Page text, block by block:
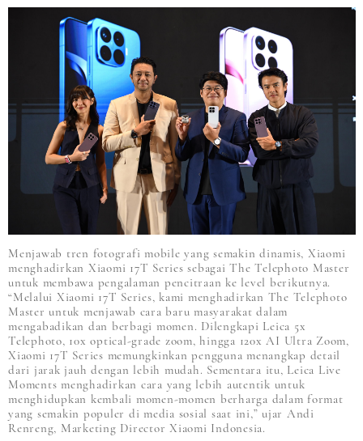
Menjawab tren fotografi mobile yang semakin dinamis, Xiaomi
menghadirkan Xiaomi 17T Series sebagai The Telephoto Master
untuk membawa pengalaman pencitraan ke level berikutnya.
“Melalui Xiaomi 17T Series, kami menghadirkan The Telephoto
Master untuk menjawab cara baru masyarakat dalam
mengabadikan dan berbagi momen. Dilengkapi Leica 5x
Telephoto, 10x optical-grade zoom, hingga 120x AI Ultra Zoom,
Xiaomi 17T Series memungkinkan pengguna menangkap detail
dari jarak jauh dengan lebih mudah. Sementara itu, Leica Live
Moments menghadirkan cara yang lebih autentik untuk
menghidupkan kembali momen-momen berharga dalam format
yang semakin populer di media sosial saat ini,” ujar Andi
Renreng, Marketing Director Xiaomi Indonesia.